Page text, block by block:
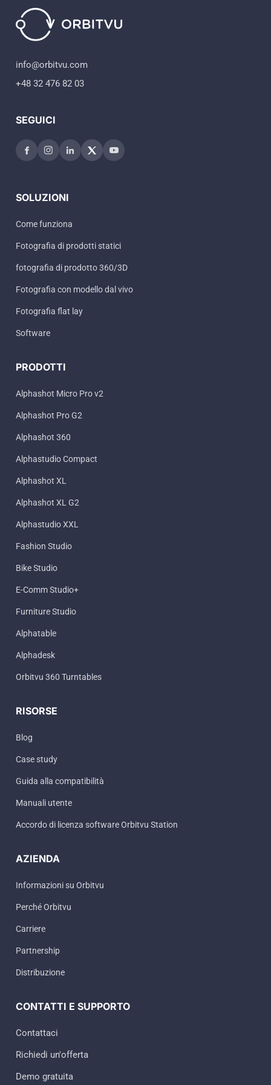
spagnolo), puoi fare riferimento al
distributore locale Orbitvu.
info@orbitvu.com
+48 32 476 82 03
SEGUICI
SOLUZIONI
Come funziona
Fotografia di prodotti statici
fotografia di prodotto 360/3D
Fotografia con modello dal vivo
Fotografia flat lay
Software
PRODOTTI
Alphashot Micro Pro v2
Alphashot Pro G2
Alphashot 360
Alphastudio Compact
Alphashot XL
Alphashot XL G2
Alphastudio XXL
Fashion Studio
Bike Studio
E-Comm Studio+
Furniture Studio
Alphatable
Alphadesk
Orbitvu 360 Turntables
RISORSE
Blog
Case study
Guida alla compatibilità
Manuali utente
Accordo di licenza software Orbitvu Station
AZIENDA
Informazioni su Orbitvu
Perché Orbitvu
Carriere
Partnership
Distribuzione
CONTATTI E SUPPORTO
Contattaci
Richiedi un'offerta
Demo gratuita